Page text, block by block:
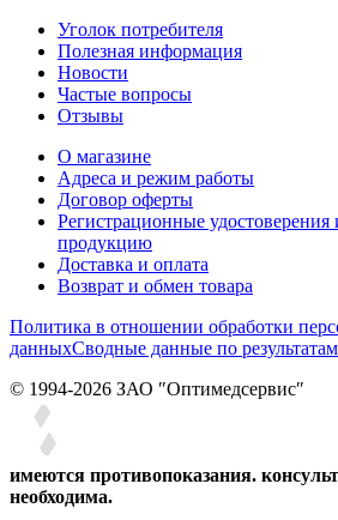
Уголок потребителя
Полезная информация
Новости
Частые вопросы
Отзывы
О магазине
Адреса и режим работы
Договор оферты
Регистрационные
продукцию
Доставка и оплата
Возврат и обмен товара
Политика в отношении обработки
данныхСводные данные по
© 1994-2026 ЗАО ″Оптимедсервис″
имеются противопоказания.
необходима.